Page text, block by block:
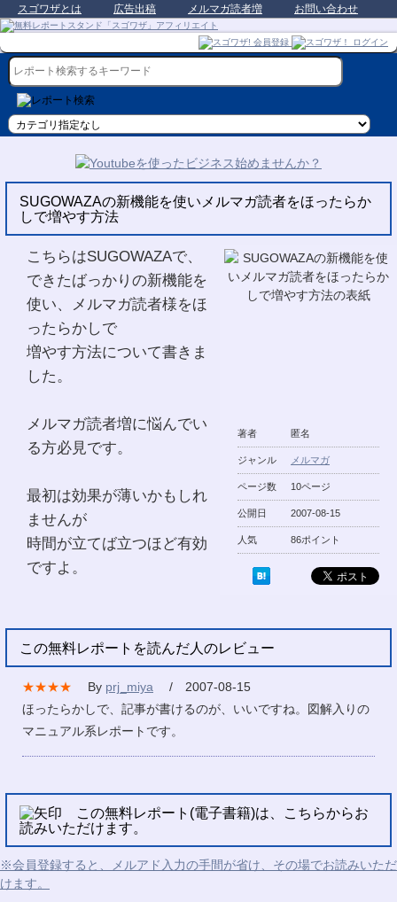
スゴワザとは 広告出稿 メルマガ読者増 お問い合わせ
SUGOWAZAの新機能を使いメルマガ読者をほったらか
しで増やす方法
著者 匿名
ジャンル メルマガ
ページ数 10ページ
公開日 2007-08-15
人気 86ポイント
こちらはSUGOWAZAで、
できたばっかりの新機能を
使い、メルマガ読者様をほ
ったらかしで
増やす方法について書きま
した。
メルマガ読者増に悩んでい
る方必見です。
最初は効果が薄いかもしれ
ませんが
時間が立てば立つほど有効
ですよ。
この無料レポートを読んだ人のレビュー
★★★★ By prj_miya
/ 2007-08-15
ほったらかしで、記事が書けるのが、いいですね。図解入りの
マニュアル系レポートです。
この無料レポート(電子書籍)は、こちらからお
読みいただけます。
※会員登録すると、メルアド入力の手間が省け、その場でお読みいただ
けます。